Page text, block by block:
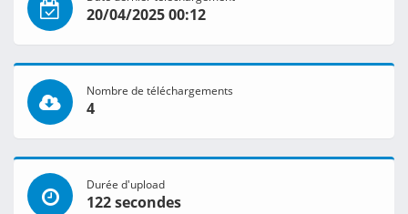
20/04/2025 00:12
Nombre de téléchargements
4
Durée d'upload
122 secondes